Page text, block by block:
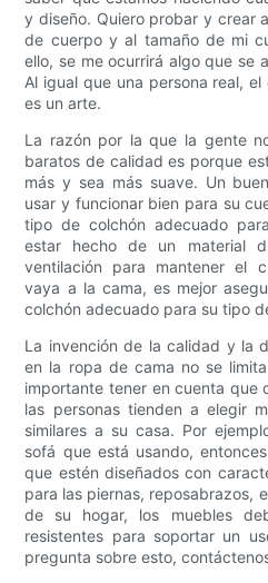
y diseño. Quiero probar y crear
de cuerpo y al tamaño de mi
ello, se me ocurrirá algo que se
Al igual que una persona real,
es un arte.
La razón por la que la gente
baratos de calidad es porque
más y sea más suave. Un
usar y funcionar bien para su
tipo de colchón adecuado
estar hecho de un material
ventilación para mantener el
vaya a la cama, es mejor
colchón adecuado para su tipo
La invención de la calidad y la
en la ropa de cama no se
importante tener en cuenta que
las personas tienden a elegir
similares a su casa. Por
sofá que está usando,
que estén diseñados con
para las piernas, reposabrazos,
de su hogar, los muebles
resistentes para soportar un
pregunta sobre esto,